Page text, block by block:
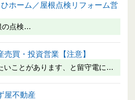
ホーム／屋根点検リフォーム営
の点検…
買・投資営業【注意】
いことがあります、と留守電に…
屋不動産